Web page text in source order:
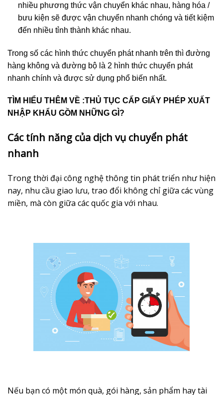
nhiều phương thức vận chuyển khác nhau, hàng hóa /
bưu kiện sẽ được vận chuyển nhanh chóng và tiết kiệm
đến nhiều tỉnh thành khác nhau.
Trong số các hình thức chuyển phát nhanh trên thì đường
hàng không và đường bộ là 2 hình thức chuyển phát
nhanh chính và được sử dụng phổ biến nhất.
TÌM HIỂU THÊM VỀ :THỦ TỤC CẤP GIẤY PHÉP XUẤT
NHẬP KHẨU GỒM NHỮNG GÌ?
Các tính năng của dịch vụ chuyển phát
nhanh
Trong thời đại công nghệ thông tin phát triển như hiện
nay, nhu cầu giao lưu, trao đổi không chỉ giữa các vùng
miền, mà còn giữa các quốc gia với nhau.
Nếu bạn có một món quà, gói hàng, sản phẩm hay tài